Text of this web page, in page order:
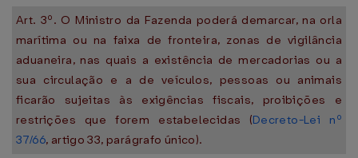
Art. 3º. O Ministro da Fazenda poderá demarcar, na orla
marítima ou na faixa de fronteira, zonas de vigilância
aduaneira, nas quais a existência de mercadorias ou a
sua circulação e a de veículos, pessoas ou animais
ficarão sujeitas às exigências fiscais, proibições e
restrições que forem estabelecidas (Decreto-Lei nº
37/66, artigo 33, parágrafo único).